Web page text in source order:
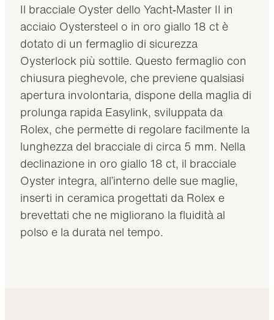
Il bracciale Oyster dello Yacht‑Master II in
acciaio Oystersteel o in oro giallo 18 ct è
dotato di un fermaglio di sicurezza
Oysterlock più sottile. Questo fermaglio con
chiusura pieghevole, che previene qualsiasi
apertura involontaria, dispone della maglia di
prolunga rapida Easylink, sviluppata da
Rolex, che permette di regolare facilmente la
lunghezza del bracciale di circa 5 mm. Nella
declinazione in oro giallo 18 ct, il bracciale
Oyster integra, all’interno delle sue maglie,
inserti in ceramica progettati da Rolex e
brevettati che ne migliorano la fluidità al
polso e la durata nel tempo.